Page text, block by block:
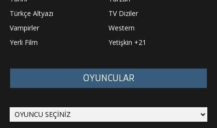
Türkçe Altyazı
TV Diziler
Vampirler
Western
Yerli Film
Yetişkin +21
OYUNCULAR